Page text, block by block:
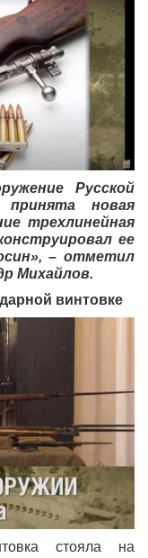
Русской
новая
трехлинейная
ее
– отметил
Михайлов.
винтовке
стояла на